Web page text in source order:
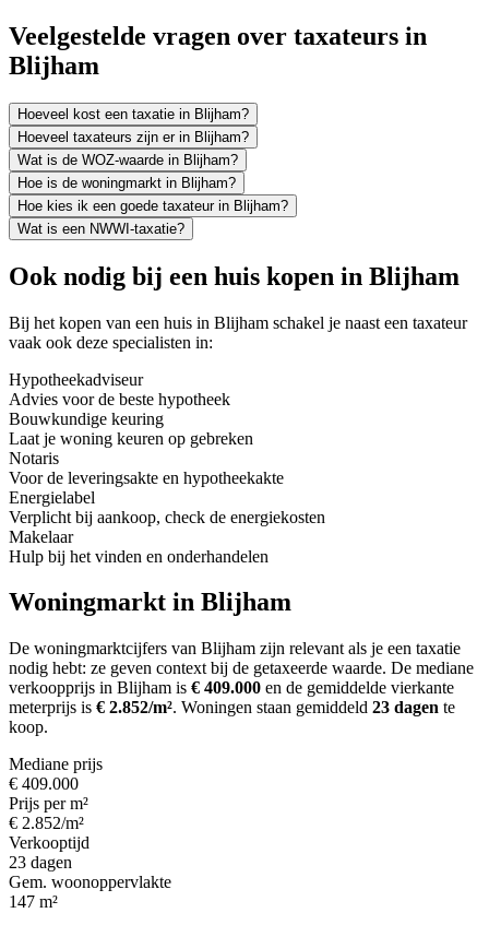
Veelgestelde vragen over taxateurs in
Blijham
Hoeveel kost een taxatie in Blijham?
Hoeveel taxateurs zijn er in Blijham?
Wat is de WOZ-waarde in Blijham?
Hoe is de woningmarkt in Blijham?
Hoe kies ik een goede taxateur in Blijham?
Wat is een NWWI-taxatie?
Ook nodig bij een huis kopen in Blijham
Bij het kopen van een huis in Blijham schakel je naast een taxateur
vaak ook deze specialisten in:
Hypotheekadviseur
Advies voor de beste hypotheek
Bouwkundige keuring
Laat je woning keuren op gebreken
Notaris
Voor de leveringsakte en hypotheekakte
Energielabel
Verplicht bij aankoop, check de energiekosten
Makelaar
Hulp bij het vinden en onderhandelen
Woningmarkt in Blijham
De woningmarktcijfers van Blijham zijn relevant als je een taxatie
nodig hebt: ze geven context bij de getaxeerde waarde. De mediane
verkoopprijs in Blijham is € 409.000 en de gemiddelde vierkante
meterprijs is € 2.852/m². Woningen staan gemiddeld 23 dagen te
koop.
Mediane prijs
€ 409.000
Prijs per m²
€ 2.852/m²
Verkooptijd
23 dagen
Gem. woonoppervlakte
147 m²